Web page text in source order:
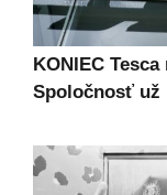
KONIEC
Spoločnosť už